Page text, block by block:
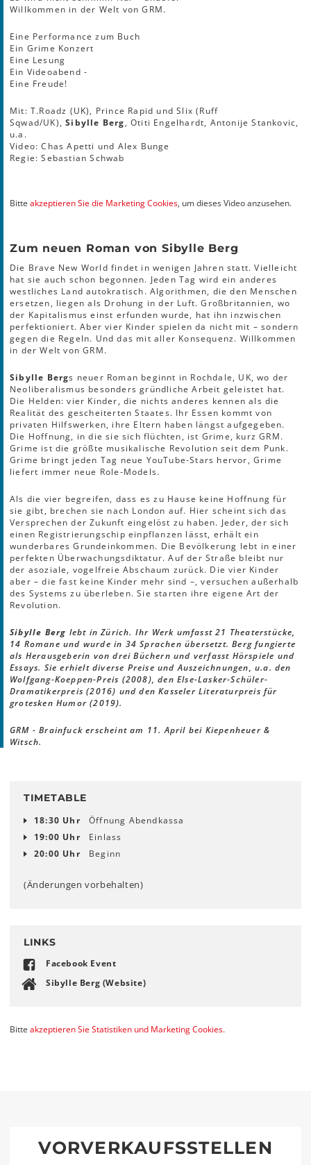
Willkommen in der Welt von GRM.
Eine Performance zum Buch
Ein Grime Konzert
Eine Lesung
Ein Videoabend -
Eine Freude!
Mit: T.Roadz (UK), Prince Rapid und Slix (Ruff
Sqwad/UK),Sibylle Berg, Otiti Engelhardt, Antonije Stankovic,
u.a.
Video: Chas Apetti und Alex Bunge
Regie: Sebastian Schwab
Bitte akzeptieren Sie die Marketing Cookies, um dieses Video anzusehen.
Zum neuen Roman von Sibylle Berg
Die Brave New World ­findet in wenigen Jahren statt. Vielleicht
hat sie auch schon begonnen. Jeden Tag wird ein anderes
westliches Land autokratisch. Algorithmen, die den Menschen
ersetzen, liegen als Drohung in der Luft. Großbritannien, wo
der Kapitalismus einst erfunden wurde, hat ihn inzwischen
perfektioniert. Aber vier Kinder spielen da nicht mit – sondern
gegen die Regeln. Und das mit aller Konsequenz. Willkommen
in der Welt von GRM.
Sibylle Bergs neuer Roman beginnt in Rochdale, UK, wo der
Neoliberalismus besonders gründliche Arbeit geleistet hat.
Die Helden: vier Kinder, die nichts anderes kennen als die
Realität des gescheiterten Staates. Ihr Essen kommt von
privaten Hilfswerken, ihre Eltern haben längst aufgegeben.
Die Hoffnung, in die sie sich flüchten, ist Grime, kurz GRM.
Grime ist die größte musikalische Revolution seit dem Punk.
Grime bringt jeden Tag neue YouTube-Stars hervor, Grime
liefert immer neue Role-Models.
Als die vier begreifen, dass es zu Hause keine Hoffnung für
sie gibt, brechen sie nach London auf. Hier scheint sich das
Versprechen der Zukun­ft eingelöst zu haben. Jeder, der sich
einen Registrierungschip einpflanzen lässt, erhält ein
wunderbares Grundeinkommen. Die Bevölkerung lebt in einer
perfekten Überwachungsdiktatur. Auf der Straße bleibt nur
der asoziale, vogelfreie Abschaum zurück. Die vier Kinder
aber – die fast keine Kinder mehr sind –, versuchen außerhalb
des Systems zu überleben. Sie starten ihre eigene Art der
Revolution.
Sibylle Berg lebt in Zürich. Ihr Werk umfasst 21 Theaterstücke,
14 Romane und wurde in 34 Sprachen übersetzt. Berg fungierte
als Herausgeberin von drei Büchern und verfasst Hörspiele und
Essays. Sie erhielt diverse Preise und Auszeichnungen, u.a. den
Wolfgang-Koeppen-Preis (2008), den Else-Lasker-Schüler-
Dramatikerpreis (2016) und den Kasseler Literaturpreis für
grotesken Humor (2019).
GRM - Brainfuck erscheint am 11. April bei Kiepenheuer &
Witsch.
TIMETABLE
18:30 Uhr
Öffnung Abendkassa
19:00 Uhr
Einlass
20:00 Uhr
Beginn
(Änderungen vorbehalten)
LINKS
Facebook Event
Sibylle Berg (Website)
Bitte akzeptieren Sie Statistiken und Marketing Cookies.
VORVERKAUFSSTELLEN